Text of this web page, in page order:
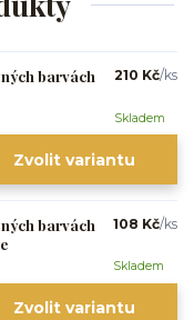
barvách
210 Kč/ks
Skladem
Zvolit variantu
barvách
108 Kč/ks
Skladem
Zvolit variantu